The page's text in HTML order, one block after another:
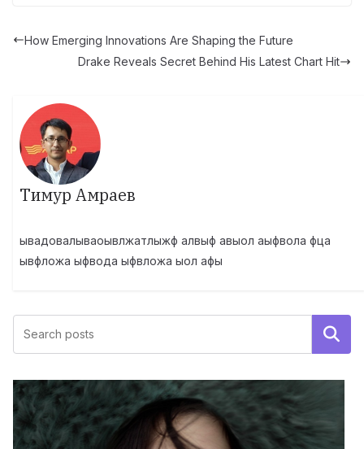
How Emerging Innovations Are Shaping the Future
Drake Reveals Secret Behind His Latest Chart Hit
Тимур Амраев
ывадовалываоывлжатлыжф алвыф авыол аыфвола фца
ывфложа ыфвода ыфвложа ыол афы
Поиск